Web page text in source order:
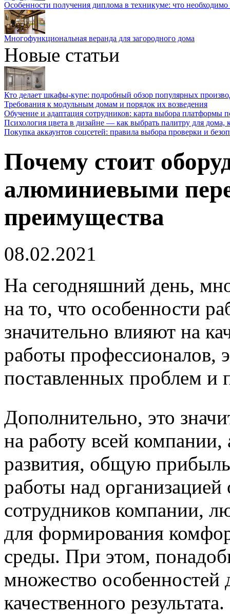
Особенности получения диплома в техникуме: что необходимо
Многофункциональная веранда для загородного дома
Новые статьи
Кто делает шкафы-купе: подробный обзор популярных
Требования к модульным домам и порядок их возведения
Обучение и адаптация сотрудников: карта выбора платформы
Психология цвета в дизайне — как выбрать палитру для дома,
Покупка аккаунтов соцсетей: правила выбора проверки и
Почему стоит
алюминиевыми
преимущества
08.02.2021
На сегодняшний день,
на то, что особенности
значительно влияют на
работы профессионалов,
поставленных проблем и
Дополнительно, это
на работу всей
развития, общую
работы над
сотрудников компании,
для формирования
среды. При этом,
множество особенностей
качественного результата.